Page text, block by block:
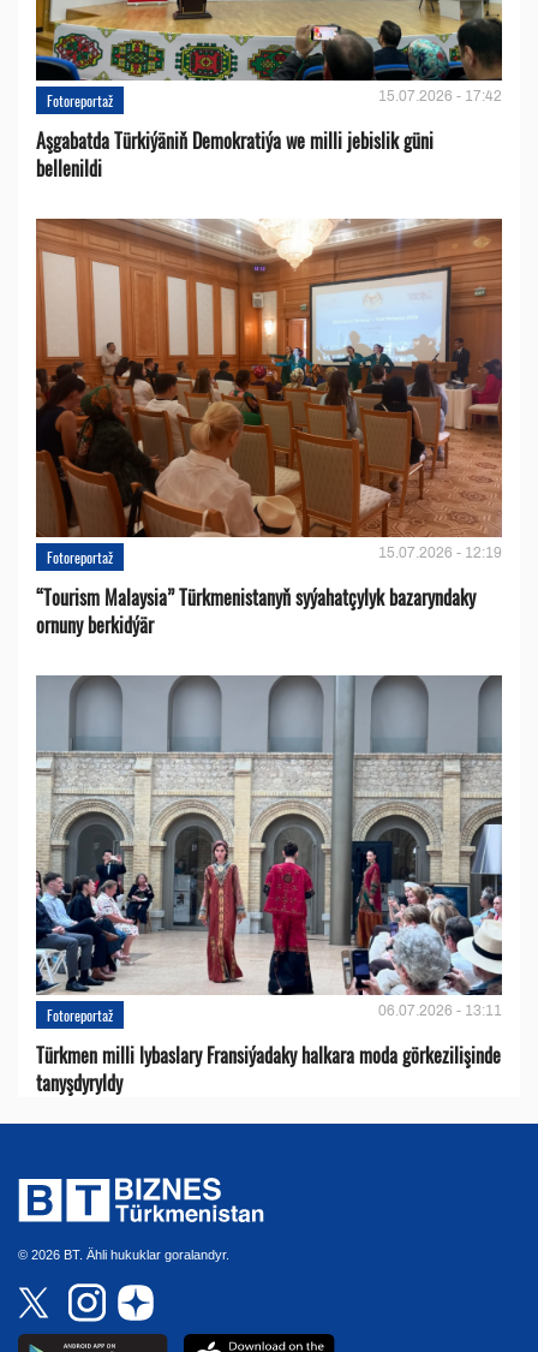
Fotoreportaž 15.07.2026 - 17:42
Aşgabatda Türkiýäniň Demokratiýa we milli jebislik güni
bellenildi
Fotoreportaž 15.07.2026 - 12:19
“Tourism Malaysia” Türkmenistanyň syýahatçylyk bazaryndaky
ornuny berkidýär
Fotoreportaž 06.07.2026 - 13:11
Türkmen milli lybaslary Fransiýadaky halkara moda görkezilişinde
tanyşdyryldy
© 2026 BT. Ähli hukuklar goralandyr.